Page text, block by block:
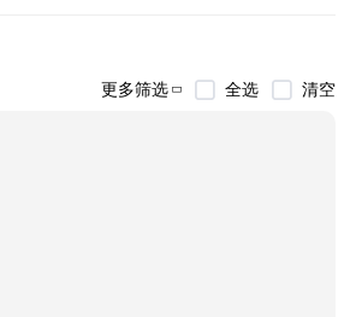
更多筛选 全选 清空